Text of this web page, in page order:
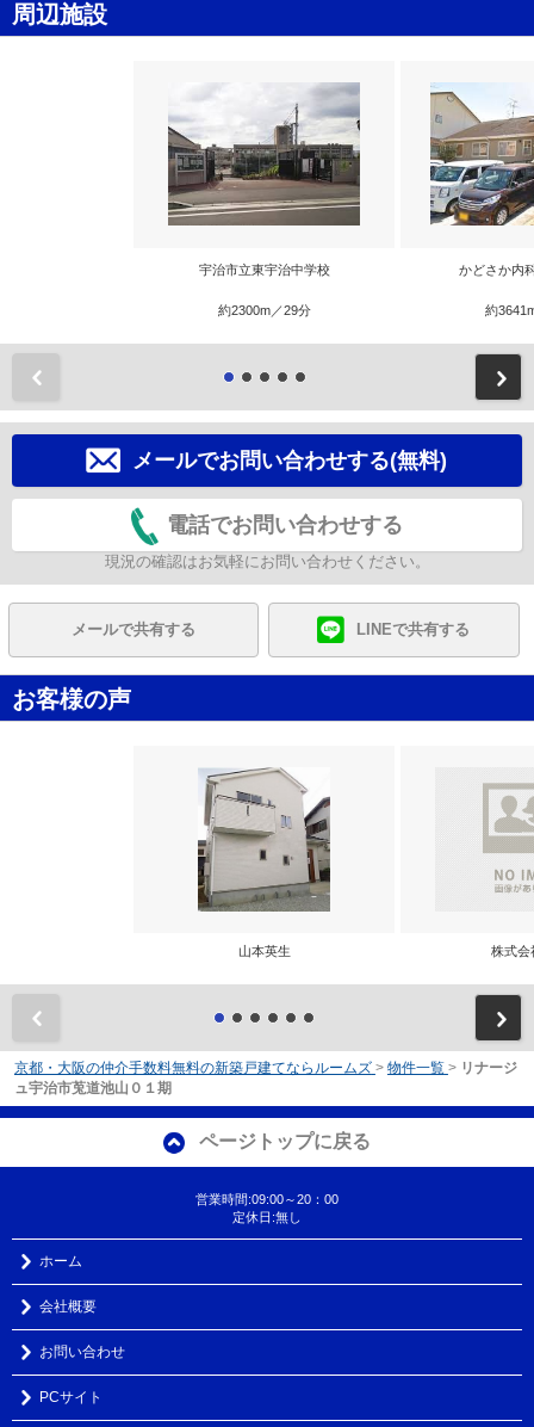
周辺施設
宇治市立東宇治中学校
約2300m／29分
かどさか内
約
メールでお問い合わせする(無料)
電話でお問い合わせする
現況の確認はお気軽にお問い合わせください。
メールで共有する LINEで共有する
お客様の声
山本英生 株式会
京都・大阪の仲介手数料無料の新築戸建てならルームズ > 物件一覧 > リナージ
ュ宇治市莵道池山０１期
ページトップに戻る
営業時間:09:00～20：00
定休日:無し
ホーム
会社概要
お問い合わせ
PCサイト